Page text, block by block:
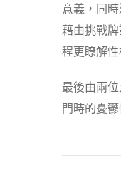
意義，同
藉由挑戰
程更瞭解性
最後由兩
門時的憂